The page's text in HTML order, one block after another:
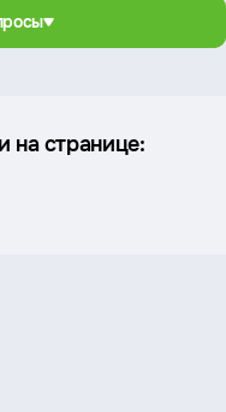
на странице: